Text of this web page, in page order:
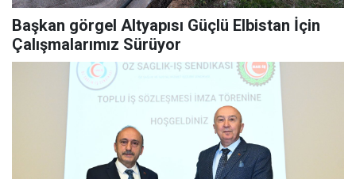
Başkan görgel Altyapısı Güçlü Elbistan İçin
Çalışmalarımız Sürüyor